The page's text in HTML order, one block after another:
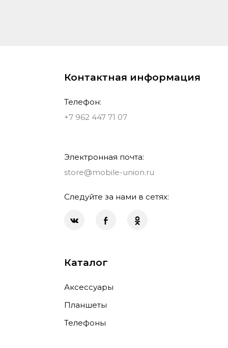
Контактная информация
Телефон:
+7 962 447 71 07
Электронная почта:
store@mobile-union.ru
Следуйте за нами в сетях:
Каталог
Аксессуары
Планшеты
Телефоны